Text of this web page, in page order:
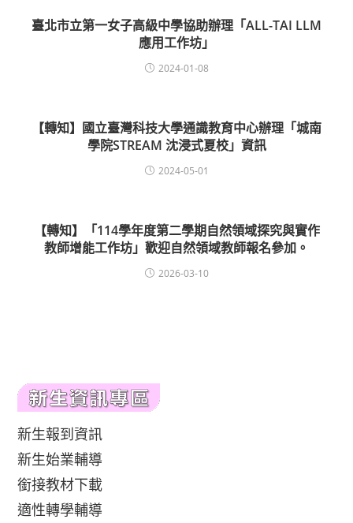
臺北市立第一女子高級中學協助辦理「ALL-TAI LLM
應用工作坊」
2024-01-08
【轉知】國立臺灣科技大學通識教育中心辦理「城南
學院STREAM 沈浸式夏校」資訊
2024-05-01
【轉知】「114學年度第二學期自然領域探究與實作
教師增能工作坊」歡迎自然領域教師報名參加。
2026-03-10
新生報到資訊
新生始業輔導
銜接教材下載
適性轉學輔導